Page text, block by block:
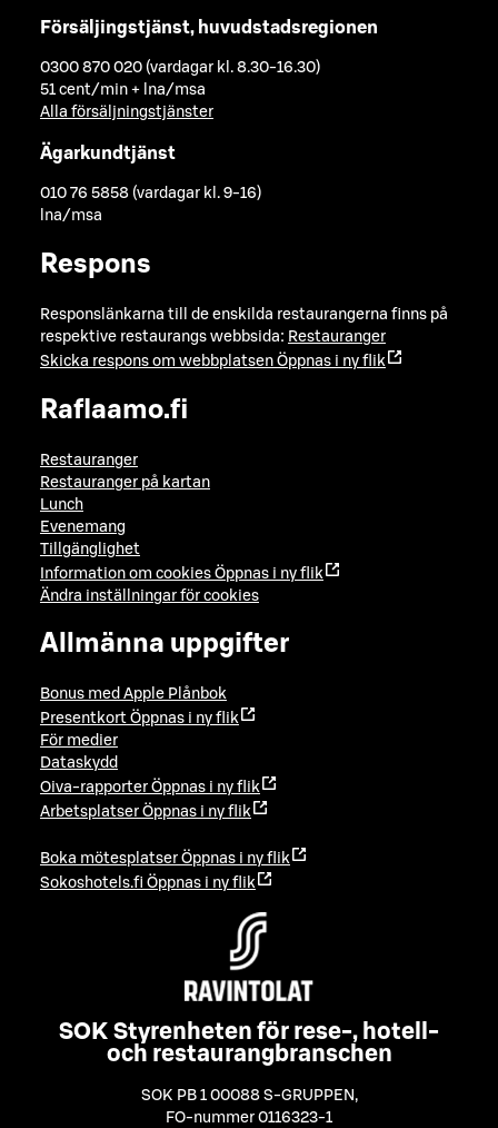
Försäljingstjänst, huvudstadsregionen
0300 870 020 (vardagar kl. 8.30-16.30)
51 cent/min + lna/msa
Alla försäljningstjänster
Ägarkundtjänst
010 76 5858 (vardagar kl. 9-16)
lna/msa
Respons
Responslänkarna till de enskilda restaurangerna finns på
respektive restaurangs webbsida: Restauranger
Skicka respons om webbplatsen Öppnas i ny flik
Raflaamo.fi
Restauranger
Restauranger på kartan
Lunch
Evenemang
Tillgänglighet
Information om cookies Öppnas i ny flik
Ändra inställningar för cookies
Allmänna uppgifter
Bonus med Apple Plånbok
Presentkort Öppnas i ny flik
För medier
Dataskydd
Oiva-rapporter Öppnas i ny flik
Arbetsplatser Öppnas i ny flik
Boka mötesplatser Öppnas i ny flik
Sokoshotels.fi Öppnas i ny flik
SOK Styrenheten för rese-, hotell-
och restaurangbranschen
SOK PB 1 00088 S-GRUPPEN ,
FO-nummer 0116323-1